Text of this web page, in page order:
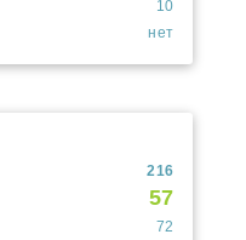
10
нет
216
57
72